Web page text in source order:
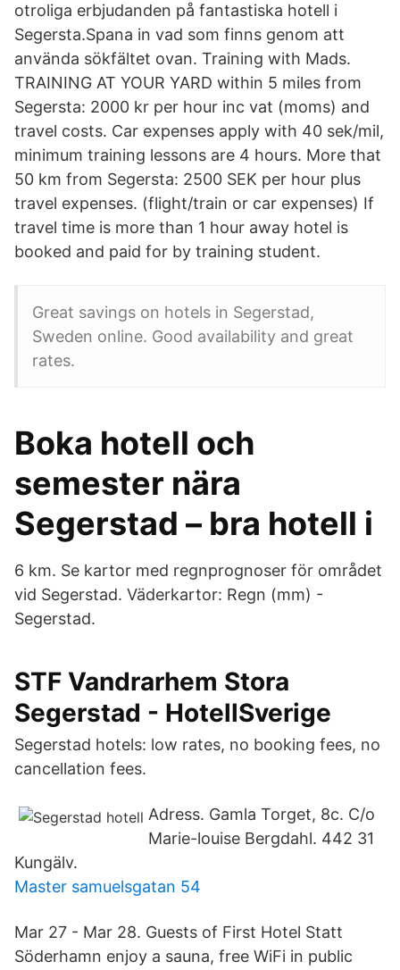
otroliga erbjudanden på fantastiska hotell i
Segersta.Spana in vad som finns genom att
använda sökfältet ovan. Training with Mads.
TRAINING AT YOUR YARD within 5 miles from
Segersta: 2000 kr per hour inc vat (moms) and
travel costs. Car expenses apply with 40 sek/mil,
minimum training lessons are 4 hours. More that
50 km from Segersta: 2500 SEK per hour plus
travel expenses. (flight/train or car expenses) If
travel time is more than 1 hour away hotel is
booked and paid for by training student.
Great savings on hotels in Segerstad,
Sweden online. Good availability and great
rates.
Boka hotell och
semester nära
Segerstad – bra hotell i
6 km. Se kartor med regnprognoser för området
vid Segerstad. Väderkartor: Regn (​mm) -
Segerstad.
STF Vandrarhem Stora
Segerstad - HotellSverige
Segerstad hotels: low rates, no booking fees, no
cancellation fees.
Adress. Gamla Torget, 8c. C/o
Marie-louise Bergdahl. 442 31
Kungälv.
Master samuelsgatan 54
Mar 27 - Mar 28. Guests of First Hotel Statt
Söderhamn enjoy a sauna, free WiFi in public